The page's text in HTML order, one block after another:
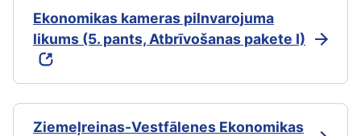
Ekonomikas kameras pilnvarojuma
likums (5. pants, Atbrīvošanas pakete I)
Ziemeļreinas-Vestfālenes Ekonomikas